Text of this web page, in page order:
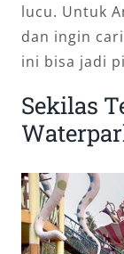
lucu. Untuk
dan ingin
ini bisa jadi
Sekilas